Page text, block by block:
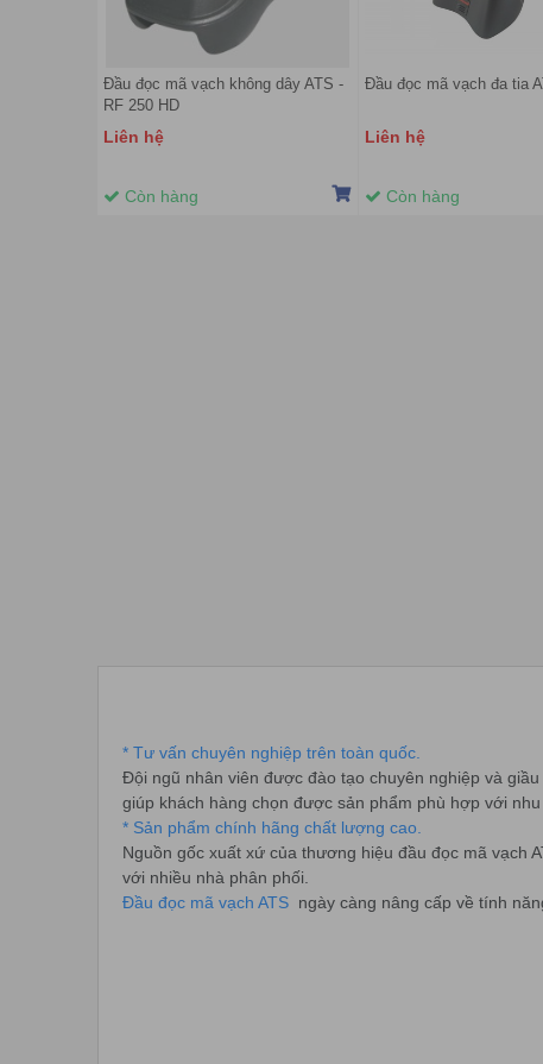
Đầu đọc mã vạch không dây ATS -
RF 250 HD
Liên hệ
Còn hàng
Đầu đọc mã vạch đa tia
Liên hệ
Còn hàng
* Tư vấn chuyên nghiệp trên toàn quốc.
Đội ngũ nhân viên được đào tạo chuyên nghiệp và
giúp khách hàng chọn được sản phẩm phù hợp với nhu
* Sản phẩm chính hãng chất lượng cao.
Nguồn gốc xuất xứ của thương hiệu đầu đọc mã vạch
với nhiều nhà phân phối.
Đầu đọc mã vạch ATS ngày càng nâng cấp về tính